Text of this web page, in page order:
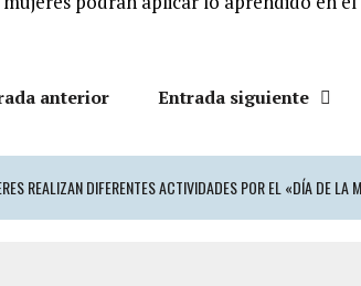
anterior Entrada siguiente
REALIZAN DIFERENTES ACTIVIDADES POR EL «DÍA DE LA